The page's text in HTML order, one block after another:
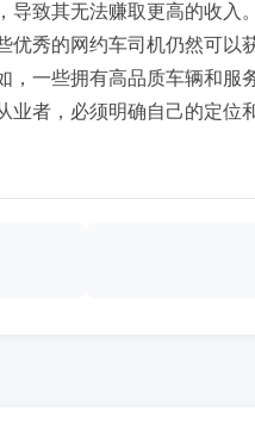
致其无法赚取更高的收
秀的网约车司机仍然可
一些拥有高品质车辆和
者，必须明确自己的定